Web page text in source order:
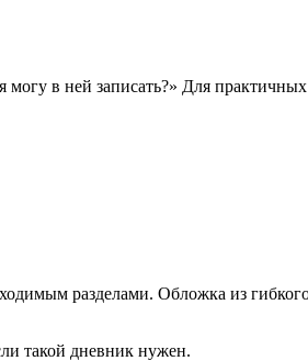
могу в ней записать?» Для
разделами. Обложка из
такой дневник нужен.